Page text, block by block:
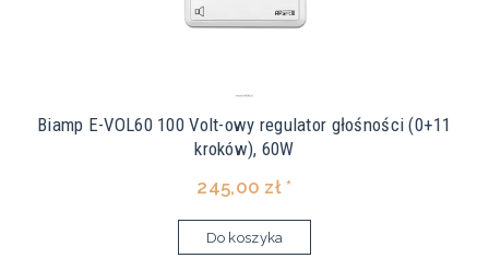
Biamp E-VOL60 100 Volt-owy regulator głośności (0+11
kroków), 60W
245,00 zł *
Do koszyka